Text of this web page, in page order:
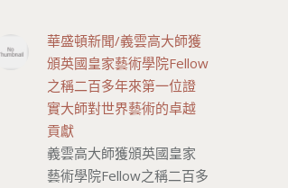
華盛頓新聞/義雲高大師獲
頒英國皇家藝術學院Fellow
之稱二百多年來第一位證
實大師對世界藝術的卓越
貢獻
義雲高大師獲頒英國皇家
藝術學院Fellow之稱二百多